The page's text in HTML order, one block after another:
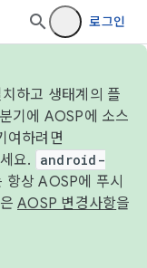
로그인
하고 생태계의 플
기에 AOSP에 소스
여하려면
요.
android-
항상 AOSP에 푸시
AOSP 변경사항을